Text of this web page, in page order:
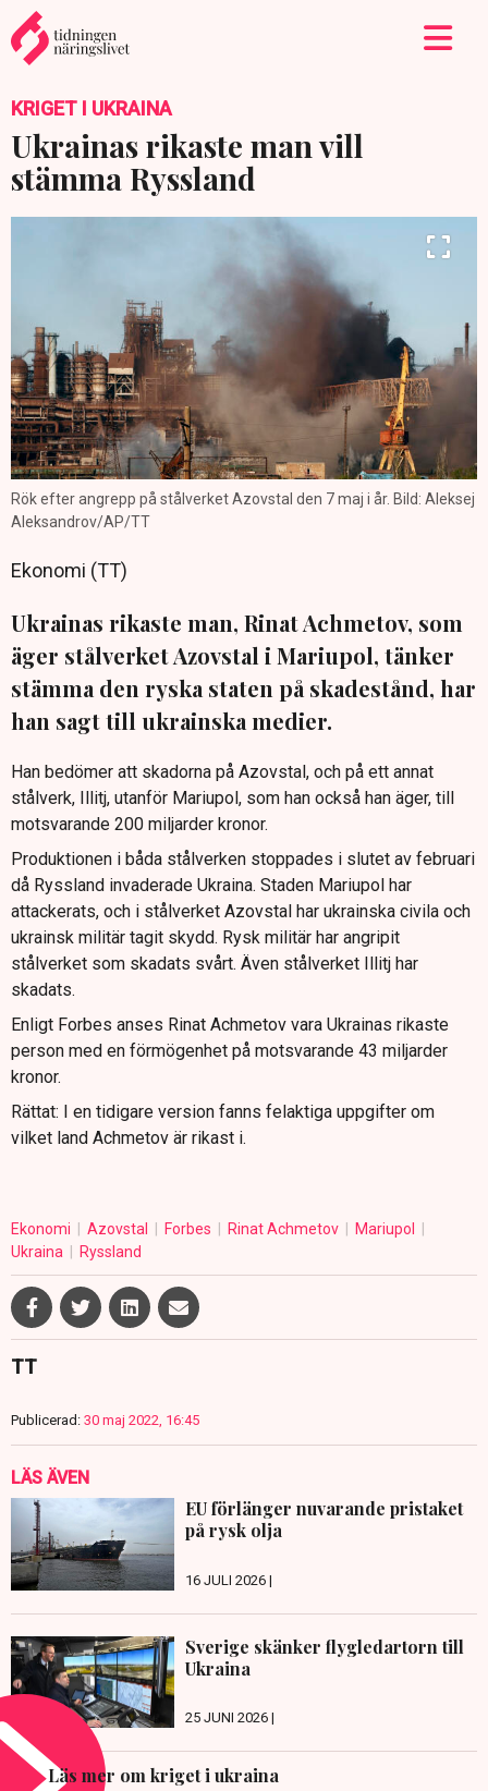
KRIGET I UKRAINA
Ukrainas rikaste man vill
stämma Ryssland
Rök efter angrepp på stålverket Azovstal den 7 maj i år. Bild: Aleksej
Aleksandrov/AP/TT
Ekonomi (TT)
Ukrainas rikaste man, Rinat Achmetov, som
äger stålverket Azovstal i Mariupol, tänker
stämma den ryska staten på skadestånd, har
han sagt till ukrainska medier.
Han bedömer att skadorna på Azovstal, och på ett annat
stålverk, Illitj, utanför Mariupol, som han också han äger, till
motsvarande 200 miljarder kronor.
Produktionen i båda stålverken stoppades i slutet av februari
då Ryssland invaderade Ukraina. Staden Mariupol har
attackerats, och i stålverket Azovstal har ukrainska civila och
ukrainsk militär tagit skydd. Rysk militär har angripit
stålverket som skadats svårt. Även stålverket Illitj har
skadats.
Enligt Forbes anses Rinat Achmetov vara Ukrainas rikaste
person med en förmögenhet på motsvarande 43 miljarder
kronor.
Rättat: I en tidigare version fanns felaktiga uppgifter om
vilket land Achmetov är rikast i.
Ekonomi Azovstal Forbes Rinat Achmetov
Mariupol
Ukraina
Ryssland
TT
Publicerad: 30 maj 2022, 16:45
LÄS ÄVEN
EU förlänger nuvarande pristaket
på rysk olja
16 JULI 2026 |
Sverige skänker flygledartorn till
Ukraina
25 JUNI 2026 |
Läs mer om kriget i ukraina